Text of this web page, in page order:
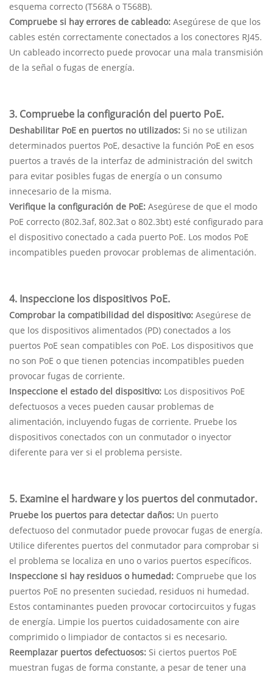
esquema correcto (T568A o T568B).
Compruebe si hay errores de cableado: Asegúrese de que los
cables estén correctamente conectados a los conectores RJ45.
Un cableado incorrecto puede provocar una mala transmisión
de la señal o fugas de energía.
3. Compruebe la configuración del puerto PoE.
Deshabilitar PoE en puertos no utilizados: Si no se utilizan
determinados puertos PoE, desactive la función PoE en esos
puertos a través de la interfaz de administración del switch
para evitar posibles fugas de energía o un consumo
innecesario de la misma.
Verifique la configuración de PoE: Asegúrese de que el modo
PoE correcto (802.3af, 802.3at o 802.3bt) esté configurado para
el dispositivo conectado a cada puerto PoE. Los modos PoE
incompatibles pueden provocar problemas de alimentación.
4. Inspeccione los dispositivos PoE.
Comprobar la compatibilidad del dispositivo: Asegúrese de
que los dispositivos alimentados (PD) conectados a los
puertos PoE sean compatibles con PoE. Los dispositivos que
no son PoE o que tienen potencias incompatibles pueden
provocar fugas de corriente.
Inspeccione el estado del dispositivo: Los dispositivos PoE
defectuosos a veces pueden causar problemas de
alimentación, incluyendo fugas de corriente. Pruebe los
dispositivos conectados con un conmutador o inyector
diferente para ver si el problema persiste.
5. Examine el hardware y los puertos del conmutador.
Pruebe los puertos para detectar daños: Un puerto
defectuoso del conmutador puede provocar fugas de energía.
Utilice diferentes puertos del conmutador para comprobar si
el problema se localiza en uno o varios puertos específicos.
Inspeccione si hay residuos o humedad: Compruebe que los
puertos PoE no presenten suciedad, residuos ni humedad.
Estos contaminantes pueden provocar cortocircuitos y fugas
de energía. Limpie los puertos cuidadosamente con aire
comprimido o limpiador de contactos si es necesario.
Reemplazar puertos defectuosos: Si ciertos puertos PoE
muestran fugas de forma constante, a pesar de tener una